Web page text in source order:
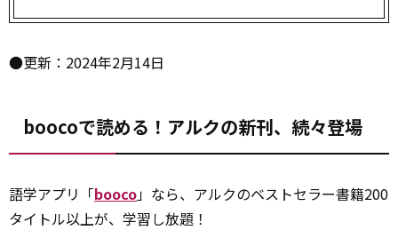
●更新：2024年2月14日
boocoで読める！アルクの新刊、続々登場
語学アプリ「booco」なら、アルクのベストセラー書籍200
タイトル以上が、学習し放題！